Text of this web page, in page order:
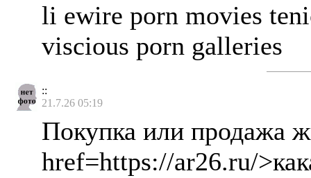
li ewire porn movies
viscious porn galleries
::
21.7.26 05:19
Покупка или продажа
href=https://ar26.ru/